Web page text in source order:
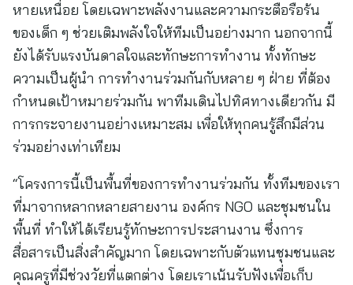
หายเหนื่อย โดยเฉพาะพลังงานและความกระตือรือร้น
ของเด็ก ๆ ช่วยเติมพลังใจให้ทีมเป็นอย่างมาก นอกจากนี้
ยังได้รับแรงบันดาลใจและทักษะการทำงาน ทั้งทักษะ
ความเป็นผู้นำ การทำงานร่วมกันกับหลาย ๆ ฝ่าย ที่ต้อง
กำหนดเป้าหมายร่วมกัน พาทีมเดินไปทิศทางเดียวกัน มี
การกระจายงานอย่างเหมาะสม เพื่อให้ทุกคนรู้สึกมีส่วน
ร่วมอย่างเท่าเทียม
“โครงการนี้เป็นพื้นที่ของการทำงานร่วมกัน ทั้งทีมของเรา
ที่มาจากหลากหลายสายงาน องค์กร NGO และชุมชนใน
พื้นที่ ทำให้ได้เรียนรู้ทักษะการประสานงาน ซึ่งการ
สื่อสารเป็นสิ่งสำคัญมาก โดยเฉพาะกับตัวแทนชุมชนและ
คุณครูที่มีช่วงวัยที่แตกต่าง โดยเราเน้นรับฟังเพื่อเก็บ